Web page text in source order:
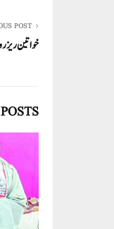
POST
خواتین